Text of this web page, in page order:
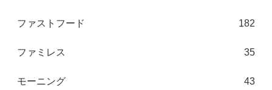
ファストフード 182
ファミレス 35
モーニング 43